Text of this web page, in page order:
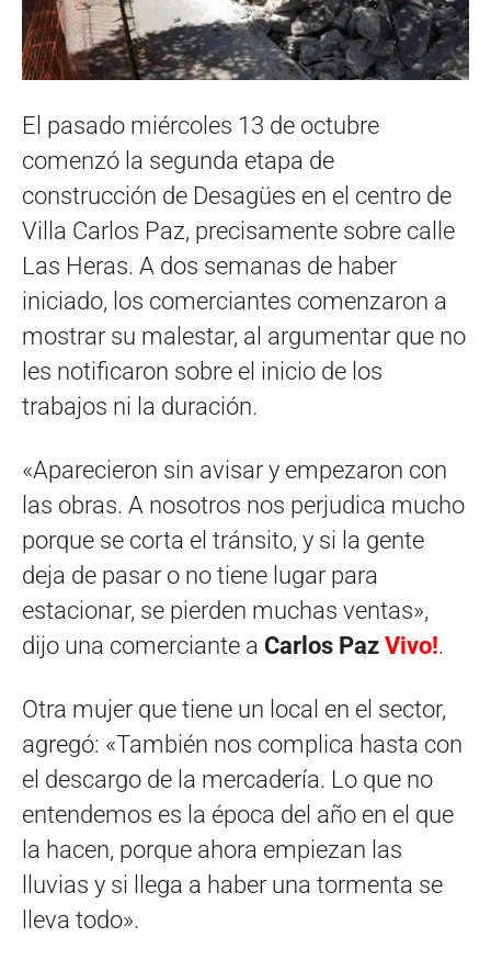
El pasado miércoles 13 de octubre
comenzó la segunda etapa de
construcción de Desagües en el centro de
Villa Carlos Paz, precisamente sobre calle
Las Heras. A dos semanas de haber
iniciado, los comerciantes comenzaron a
mostrar su malestar, al argumentar que no
les notificaron sobre el inicio de los
trabajos ni la duración.
«Aparecieron sin avisar y empezaron con
las obras. A nosotros nos perjudica mucho
porque se corta el tránsito, y si la gente
deja de pasar o no tiene lugar para
estacionar, se pierden muchas ventas»,
dijo una comerciante a Carlos Paz Vivo!.
Otra mujer que tiene un local en el sector,
agregó: «También nos complica hasta con
el descargo de la mercadería. Lo que no
entendemos es la época del año en el que
la hacen, porque ahora empiezan las
lluvias y si llega a haber una tormenta se
lleva todo».